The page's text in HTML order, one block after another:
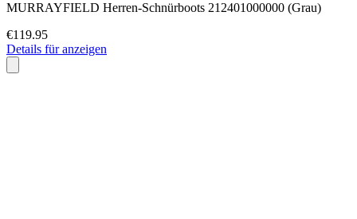
MURRAYFIELD Herren-Schnürboots 212401000000 (Grau)
€119.95
Details für anzeigen